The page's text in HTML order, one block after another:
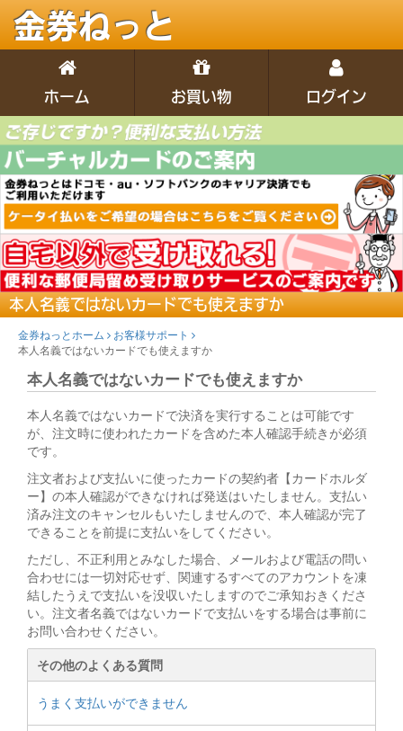
金券ねっと
ホーム お買い物 ログイン
本人名義ではないカードでも使えますか
金券ねっとホーム
お客様サポート
本人名義ではないカードでも使えますか
本人名義ではないカードでも使えますか
本人名義ではないカードで決済を実行することは可能です
が、注文時に使われたカードを含めた本人確認手続きが必須
です。
注文者および支払いに使ったカードの契約者【カードホルダ
ー】の本人確認ができなければ発送はいたしません。支払い
済み注文のキャンセルもいたしませんので、本人確認が完了
できることを前提に支払いをしてください。
ただし、不正利用とみなした場合、メールおよび電話の問い
合わせには一切対応せず、関連するすべてのアカウントを凍
結したうえで支払いを没収いたしますのでご承知おきくださ
い。注文者名義ではないカードで支払いをする場合は事前に
お問い合わせください。
その他のよくある質問
うまく支払いができません